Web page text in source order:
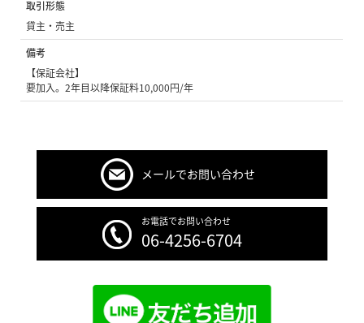
取引形態
貸主・売主
備考
【保証会社】
要加入。2年目以降保証料10,000円/年
メールでお問い合わせ
お電話でお問い合わせ
06-4256-6704